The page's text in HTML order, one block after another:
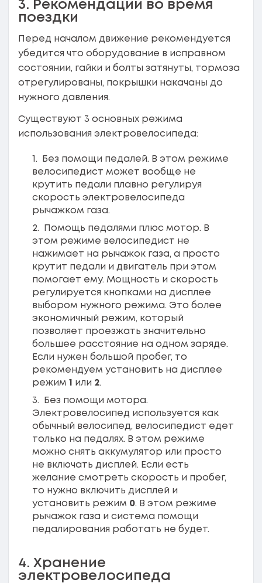
3. Рекомендации во время
поездки
Перед началом движение рекомендуется
убедится что оборудование в исправном
состоянии, гайки и болты затянуты, тормоза
отрегулированы, покрышки накачаны до
нужного давления.
Существуют 3 основных режима
использования электровелосипеда:
Без помощи педалей. В этом режиме
велосипедист может вообще не
крутить педали плавно регулируя
скорость электровелосипеда
рычажком газа.
Помощь педалями плюс мотор. В
этом режиме велосипедист не
нажимает на рычажок газа, а просто
крутит педали и двигатель при этом
помогает ему. Мощность и скорость
регулируется кнопками на дисплее
выбором нужного режима. Это более
экономичный режим, который
позволяет проезжать значительно
большее расстояние на одном заряде.
Если нужен большой пробег, то
рекомендуем установить на дисплее
режим 1 или 2.
Без помощи мотора.
Электровелосипед используется как
обычный велосипед, велосипедист едет
только на педалях. В этом режиме
можно снять аккумулятор или просто
не включать дисплей. Если есть
желание смотреть скорость и пробег,
то нужно включить дисплей и
установить режим 0. В этом режиме
рычажок газа и система помощи
педалирования работать не будет.
4. Хранение
электровелосипеда